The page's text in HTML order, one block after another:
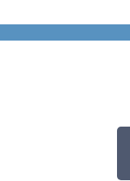
Programação